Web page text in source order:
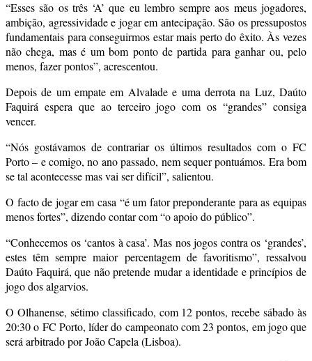
“Esses são os três ‘A’ que eu lembro sempre aos meus jogadores,
ambição, agressividade e jogar em antecipação. São os pressupostos
fundamentais para conseguirmos estar mais perto do êxito. Às vezes
não chega, mas é um bom ponto de partida para ganhar ou, pelo
menos, fazer pontos”, acrescentou.
Depois de um empate em Alvalade e uma derrota na Luz, Daúto
Faquirá espera que ao terceiro jogo com os “grandes” consiga
vencer.
“Nós gostávamos de contrariar os últimos resultados com o FC
Porto – e comigo, no ano passado, nem sequer pontuámos. Era bom
se tal acontecesse mas vai ser difícil”, salientou.
O facto de jogar em casa “é um fator preponderante para as equipas
menos fortes”, dizendo contar com “o apoio do público”.
“Conhecemos os ‘cantos à casa’. Mas nos jogos contra os ‘grandes’,
estes têm sempre maior percentagem de favoritismo”, ressalvou
Daúto Faquirá, que não pretende mudar a identidade e princípios de
jogo dos algarvios.
O Olhanense, sétimo classificado, com 12 pontos, recebe sábado às
20:30 o FC Porto, líder do campeonato com 23 pontos, em jogo que
será arbitrado por João Capela (Lisboa).